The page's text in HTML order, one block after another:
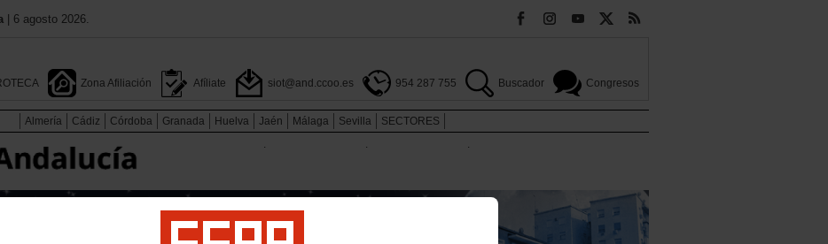
| 6 agosto 2026.
Zona Afiliación Afíliate siot@and.ccoo.es 954 287 755 Buscador Congresos
Almería Cádiz Córdoba Granada Huelva Jaén Málaga Sevilla
SECTORES
.
. .